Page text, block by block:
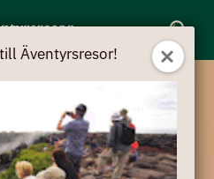
Äventyrsresor!